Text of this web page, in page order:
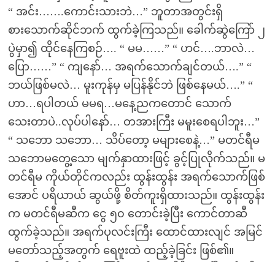
“ အင်း…….ကောင်းသားဘဲ…” ဘူတာအတွင်းရှိ
စားသောက်ဆိုင်ဘက် ထွက်ခဲ့ကြသည်။ ခေါက်ဆွဲကြော် ၂
ပွဲမှာ၍ ထိုင်နေကြစဉ်…. “ မမ……” “ ဟင်….ဘာလဲ…
ပြော……” “ ကျနော်… အရက်သောက်ချင်တယ်….” “
ဘယ်ဖြစ်မလဲ… မူးကုန်မှ မပြန်နိုင်ဘဲ ဖြစ်နေမယ်….” “
ဟာ…ရပါတယ် မမရ…မနေ့ညကတောင် သောက်
သေးတာပဲ..လုပ်ပါနော်… တအားကြီး မမူးစေရပါဘူး…”
“ သဘော သဘော… သိပ်တော့ မများစေနဲ့…” မတင်ရီမ
သဘောမတွေ့သော မျက်နှာထားဖြင့် ခွင့်ပြုလိုက်သည်။ မ
တင်ရီမ ကိုယ်တိုင်ကလည်း ထွန်းထွန်း အရက်သောက်ဖြစ်
အောင် ပရိယာယ် ဆွယ်ဖို့ စိတ်ကူးရှိထားသည်။ ထွန်းထွန်း
က မတင်ရီမဆီက ငွေ ၅၀ တောင်းခဲ့ပြီး ကောင်တာဆီ
ထွက်ခဲ့သည်။ အရက်ပုလင်းကြီး ထောင်ထားလျင် အမြင်
မတော်သည့်အတွက် ရေဗူးထဲ ထည့်ခဲ့ခြင်း ဖြစ်၏။